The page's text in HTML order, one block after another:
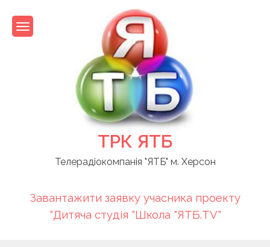
content
ТРК ЯТБ
Телерадіокомпанія "ЯТБ" м. Херсон
Завантажити заявку учасника проекту
"Дитяча студія "Школа "ЯТБ.TV"